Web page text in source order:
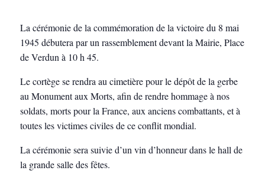
La cérémonie de la commémoration de la victoire du 8 mai
1945 débutera par un rassemblement devant la Mairie, Place
de Verdun à 10 h 45.
Le cortège se rendra au cimetière pour le dépôt de la gerbe
au Monument aux Morts, afin de rendre hommage à nos
soldats, morts pour la France, aux anciens combattants, et à
toutes les victimes civiles de ce conflit mondial.
La cérémonie sera suivie d’un vin d’honneur dans le hall de
la grande salle des fêtes.